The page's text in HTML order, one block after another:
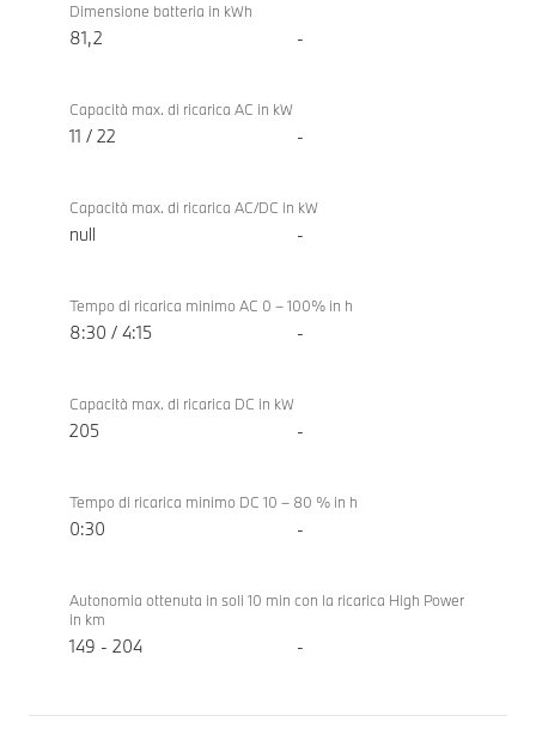
Volt,
ricarica
eDrive40
Touring
Dimensione batteria in kWh
81,2 -
Capacità max. di ricarica AC in kW
11 / 22 -
Capacità max. di ricarica AC/DC in kW
null -
Tempo di ricarica minimo AC 0 – 100% in h
8:30 / 4:15 -
Capacità max. di ricarica DC in kW
205 -
Tempo di ricarica minimo DC 10 – 80 % in h
0:30 -
Autonomia ottenuta in soli 10 min con la ricarica High Power
in km
149 - 204 -